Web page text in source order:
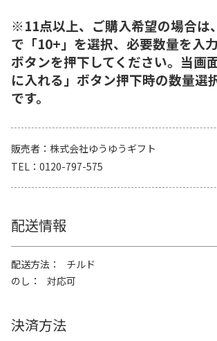
※11点以上、ご購入希望の場合は
で「10+」を選択、必要数量を入
ボタンを押下してください。当画
に入れる」ボタン押下時の数量選
です。
販売者
株式会社ゆうゆうギフト
TEL
0120-797-575
配送情報
配送方法
チルド
のし
対応可
決済方法